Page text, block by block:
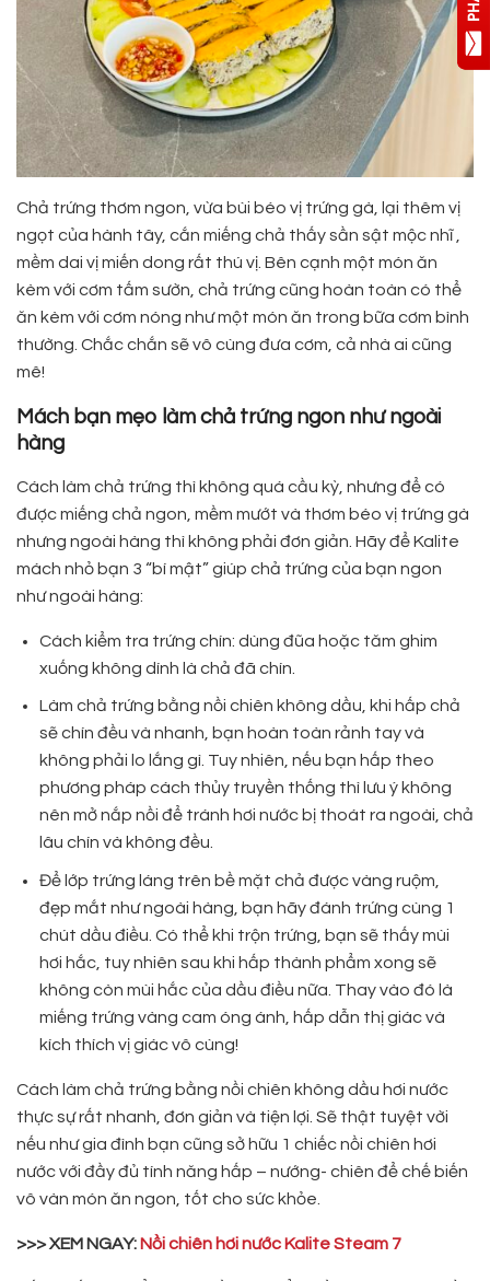
Chả trứng thơm ngon, vừa bùi béo vị trứng gà, lại thêm vị
ngọt của hành tây, cắn miếng chả thấy sần sật mộc nhĩ ,
mềm dai vị miến dong rất thú vị. Bên cạnh một món ăn
kèm với cơm tấm sườn, chả trứng cũng hoàn toàn có thể
ăn kèm với cơm nóng như một món ăn trong bữa cơm bình
thường. Chắc chắn sẽ vô cùng đưa cơm, cả nhà ai cũng
mê!
Mách bạn mẹo làm chả trứng ngon như ngoài
hàng
Cách làm chả trứng thì không quá cầu kỳ, nhưng để có
được miếng chả ngon, mềm mướt và thơm béo vị trứng gà
nhưng ngoài hàng thì không phải đơn giản. Hãy để Kalite
mách nhỏ bạn 3 “bí mật” giúp chả trứng của bạn ngon
như ngoài hàng:
Cách kiểm tra trứng chín: dùng đũa hoặc tăm ghim
xuống không dính là chả đã chín.
Làm chả trứng bằng nồi chiên không dầu, khi hấp chả
sẽ chín đều và nhanh, bạn hoàn toàn rảnh tay và
không phải lo lắng gì. Tuy nhiên, nếu bạn hấp theo
phương pháp cách thủy truyền thống thì lưu ý không
nên mở nắp nồi để tránh hơi nước bị thoát ra ngoài, chả
lâu chín và không đều.
Để lớp trứng láng trên bề mặt chả được vàng ruộm,
đẹp mắt như ngoài hàng, bạn hãy đánh trứng cùng 1
chút dầu điều. Có thể khi trộn trứng, bạn sẽ thấy mùi
hơi hắc, tuy nhiên sau khi hấp thành phẩm xong sẽ
không còn mùi hắc của dầu điều nữa. Thay vào đó là
miếng trứng vàng cam óng ánh, hấp dẫn thị giác và
kích thích vị giác vô cùng!
Cách làm chả trứng bằng nồi chiên không dầu hơi nước
thực sự rất nhanh, đơn giản và tiện lợi. Sẽ thật tuyệt vời
nếu như gia đình bạn cũng sở hữu 1 chiếc nồi chiên hơi
nước với đầy đủ tính năng hấp – nướng- chiên để chế biến
vô vàn món ăn ngon, tốt cho sức khỏe.
>>> XEM NGAY: Nồi chiên hơi nước Kalite Steam 7